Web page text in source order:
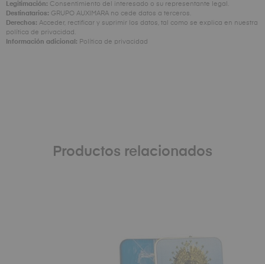
Legitimación: Consentimiento del interesado o su representante legal.
Destinatarios: GRUPO AUXIMARA no cede datos a terceros.
Derechos: Acceder, rectificar y suprimir los datos, tal como se explica en nuestra
política de privacidad .
Información adicional: Política de privacidad
Productos relacionados